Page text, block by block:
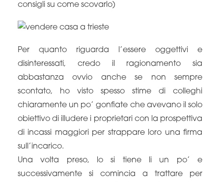
consigli su come scovarlo)
Per quanto riguarda l’essere oggettivi e
disinteressati, credo il ragionamento sia
abbastanza ovvio anche se non sempre
scontato, ho visto spesso stime di colleghi
chiaramente un po’ gonfiate che avevano il solo
obiettivo di illudere i proprietari con la prospettiva
di incassi maggiori per strappare loro una firma
sull’incarico.
Una volta preso, lo si tiene li un po’ e
successivamente si comincia a trattare per